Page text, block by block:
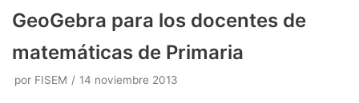
GeoGebra para los docentes de
matemáticas de Primaria
por FISEM 14 noviembre 2013